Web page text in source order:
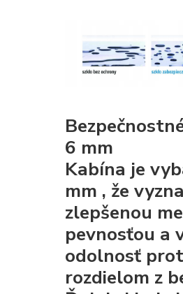
6 mm
Kabína je
mm , že
zlepšenou
pevnosťou a
odolnosť
rozdielom z